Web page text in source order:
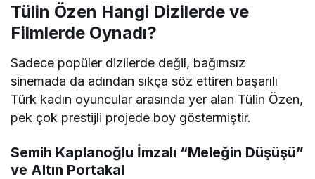
Tülin Özen Hangi Dizilerde ve
Filmlerde Oynadı?
Sadece popüler dizilerde değil, bağımsız
sinemada da adından sıkça söz ettiren başarılı
Türk kadın oyuncular arasında yer alan Tülin Özen,
pek çok prestijli projede boy göstermiştir.
Semih Kaplanoğlu İmzalı “Meleğin Düşüşü”
ve Altın Portakal